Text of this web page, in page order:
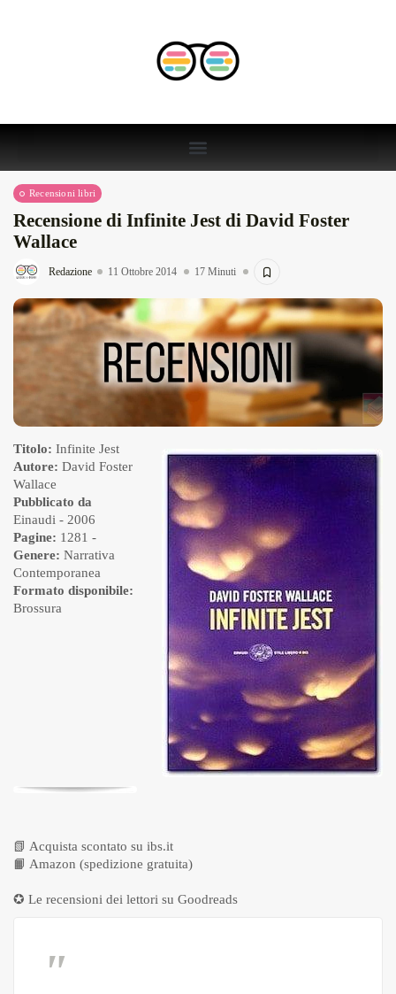
Recensioni libri
Recensione di Infinite Jest di David Foster
Wallace
Redazione 11 Ottobre 2014 17 Minuti
Titolo: Infinite Jest
Autore: David Foster
Wallace
Pubblicato da
Einaudi - 2006
Pagine: 1281 -
Genere: Narrativa
Contemporanea
Formato disponibile:
Brossura
📗 Acquista scontato su ibs.it
📙 Amazon (spedizione gratuita)
✪ Le recensioni dei lettori su Goodreads